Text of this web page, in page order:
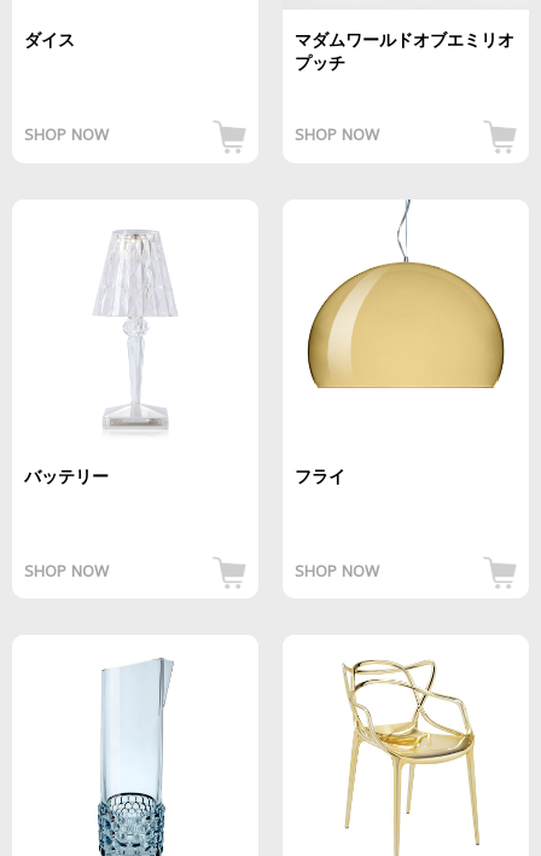
ダイス
SHOP NOW
マダムワールドオブエミリオ
プッチ
SHOP NOW
バッテリー
SHOP NOW
フライ
SHOP NOW